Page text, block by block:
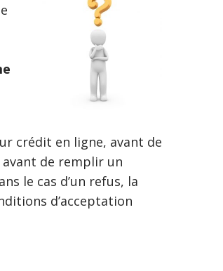
crédit en ligne, avant de
de remplir un
le cas d’un refus, la
d’acceptation